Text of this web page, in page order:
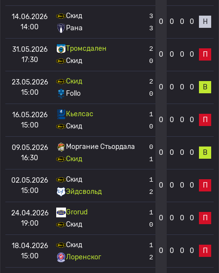
14.06.2026
14:00
Скид
Рана
3
3
0 0 0 0 Н
31.05.2026
17:30
Тромсдален
Скид
2
0
0 0 0 0 П
23.05.2026
15:00
Скид
Follo
2
0
0 0 0 0 В
16.05.2026
15:00
Кьелсас
Скид
1
0
0 0 0 0 П
09.05.2026
16:30
Моргание Стьордала
Скид
0
1
0 0 0 0 В
02.05.2026
15:00
Скид
Эйдсвольд
1
2
0 0 0 0 П
24.04.2026
19:00
Grorud
Скид
1
0
0 0 0 0 П
18.04.2026
15:00
Скид
Лоренског
1
2
0 0 0 0 П